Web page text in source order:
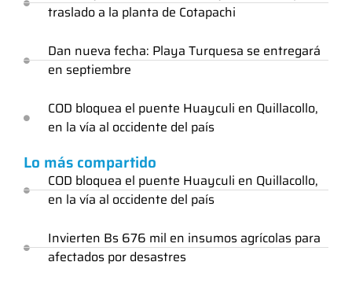
traslado a la planta de Cotapachi
Dan nueva fecha: Playa Turquesa se entregará
en septiembre
COD bloquea el puente Huayculi en Quillacollo,
en la vía al occidente del país
Lo más compartido
COD bloquea el puente Huayculi en Quillacollo,
en la vía al occidente del país
Invierten Bs 676 mil en insumos agrícolas para
afectados por desastres